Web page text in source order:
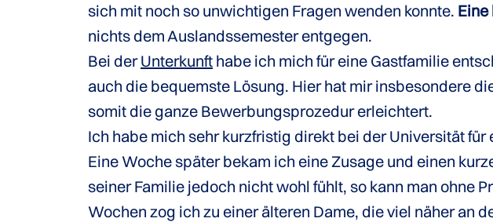
sich mit noch so unwichtigen Fragen wenden konnte.
nichts dem Auslandssemester entgegen.
Bei derUnterkunft habe ich mich für eine Gastfamilie
auch die bequemste Lösung. Hier hat mir insbesondere
somit die ganze Bewerbungsprozedur erleichtert.
Ich habe mich sehr kurzfristig direkt bei der Universität
Eine Woche später bekam ich eine Zusage und einen
seiner Familie jedoch nicht wohl fühlt, so kann man ohne
Wochen zog ich zu einer älteren Dame, die viel näher an